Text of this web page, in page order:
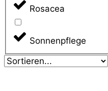
Rosacea
Sonnenpflege